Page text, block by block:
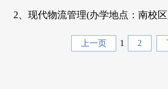
2、现代物流管理(办学地点：南校区
上一页 1 2